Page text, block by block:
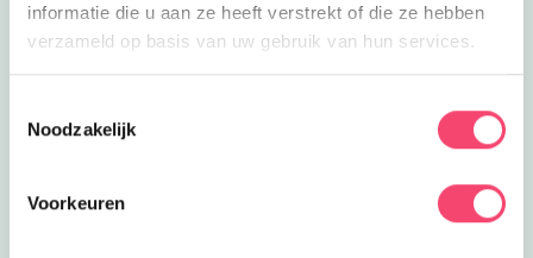
informatie die u aan ze heeft verstrekt of die ze hebben
verzameld op basis van uw gebruik van hun services.
Noodzakelijk
Voorkeuren
De leukste uitjes voor de zomervakantie
Nog lekker lang zomervakantie! Op zoek naar leuke
musea en kinderworkshops tot trampolinepark en
Naar de zomertips